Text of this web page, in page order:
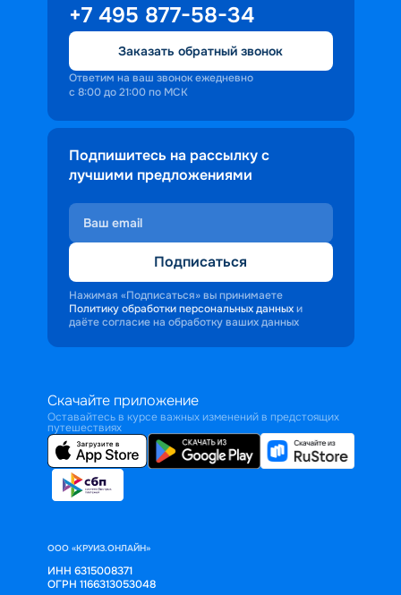
+7 495 877-58-34
Заказать обратный звонок
Ответим на ваш звонок ежедневно
с 8:00 до 21:00 по МСК
Подпишитесь на рассылку с
лучшими предложениями
Подписаться
Нажимая «Подписаться» вы принимаете
Политику обработки персональных данных и
даёте согласие на обработку ваших данных
Скачайте приложение
Оставайтесь в курсе важных изменений в предстоящих
путешествиях
ООО «КРУИЗ.ОНЛАЙН»
ИНН 6315008371
ОГРН 1166313053048